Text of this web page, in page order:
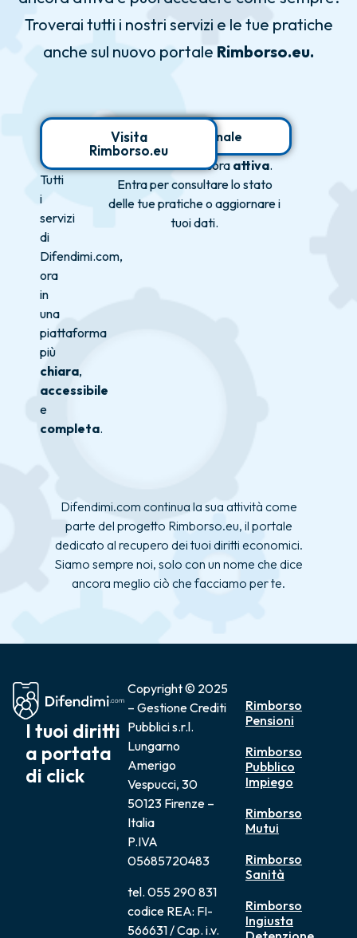
Troverai tutti i nostri servizi e le tue pratiche
anche sul nuovo portale Rimborso.eu.
Area personale
La tua area è ancora attiva.
Entra per consultare lo stato
delle tue pratiche o aggiornare i
tuoi dati.
Visita
Rimborso.eu
Tutti
i
servizi
di
Difendimi.com,
ora
in
una
piattaforma
più
chiara,
accessibile
e
completa.
Difendimi.com continua la sua attività come
parte del progetto Rimborso.eu, il portale
dedicato al recupero dei tuoi diritti economici.
Siamo sempre noi, solo con un nome che dice
ancora meglio ciò che facciamo per te.
I tuoi diritti
a portata
di click
Copyright © 2025
– Gestione Crediti
Pubblici s.r.l.
Lungarno
Amerigo
Vespucci, 30
50123 Firenze –
Italia
P.IVA
05685720483
tel. 055 290 831
codice REA: FI-
566631 / Cap. i.v.
Rimborso
Pensioni
Rimborso
Pubblico
Impiego
Rimborso
Mutui
Rimborso
Sanità
Rimborso
Ingiusta